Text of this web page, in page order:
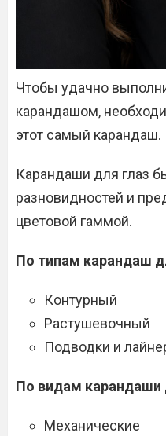
Чтобы удачно
карандашом,
этот самый карандаш.
Карандаши для глаз
разновидностей и
цветовой гаммой.
По типам карандаш
Контурный
Растушевочный
Подводки и
По видам карандаши
Механические